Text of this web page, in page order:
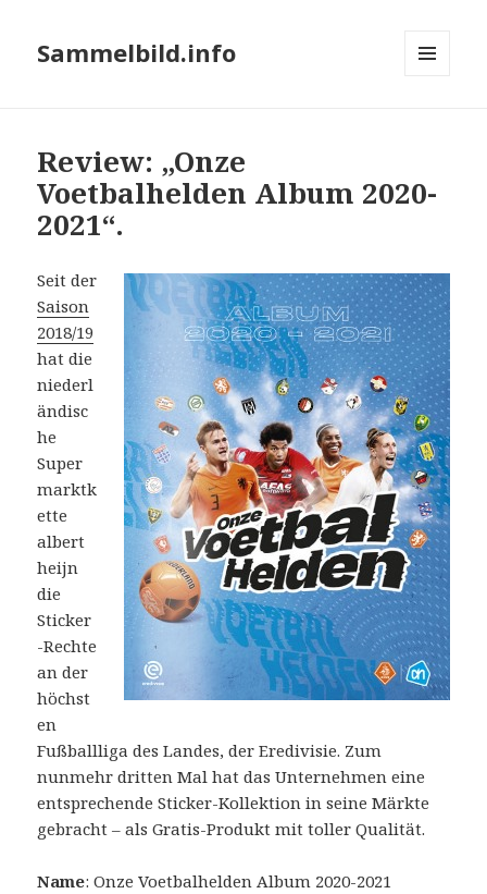
Sammelbild.info
Review: „Onze
Voetbalhelden Album 2020-
2021“.
Seit der
Saison
2018/19
hat die
niederl
ändisc
he
Super
marktk
ette
albert
heijn
die
Sticker
-Rechte
an der
höchst
en
Fußballliga des Landes, der Eredivisie. Zum
nunmehr dritten Mal hat das Unternehmen eine
entsprechende Sticker-Kollektion in seine Märkte
gebracht – als Gratis-Produkt mit toller Qualität.
Name: Onze Voetbalhelden Album 2020-2021